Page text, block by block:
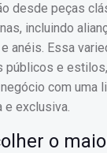
desde peças
incluindo
anéis. Essa
públicos e
com uma
e exclusiva.
o